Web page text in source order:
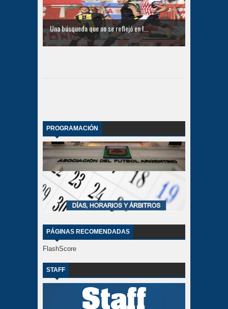
Una búsqueda que no se reflejó en l...
PROGRAMACIÓN
PÁGINAS RECOMENDADAS
FlashScore
STAFF